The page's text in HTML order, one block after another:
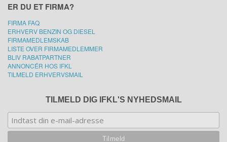
ER DU ET FIRMA?
FIRMA FAQ
ERHVERV BENZIN OG DIESEL
FIRMAMEDLEMSKAB
LISTE OVER FIRMAMEDLEMMER
BLIV RABATPARTNER
ANNONCÉR HOS IFKL
TILMELD ERHVERVSMAIL
TILMELD DIG IFKL'S NYHEDSMAIL